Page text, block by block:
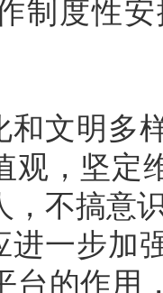
制度性
和文明多
观，坚定
，不搞意
进一步加
台的作用